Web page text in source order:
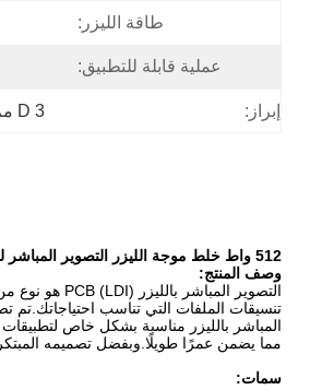
طاقة الليزر:
عملية قابلة للتطبيق:
إبراز: D 3 مم ليزر التصوير المباشر PCB
512 واط خلط موجة الليزر التصوير المباشر لوحة دوائر كهربائية محاذاة 0.5 ~ 3.0 مللي متر قطر لحام قناع الحبر 30s @ 600x500mm
وصف المنتج:
مما يضمن عمرًا طويلًا.وبفضل تصميمه
سمات: